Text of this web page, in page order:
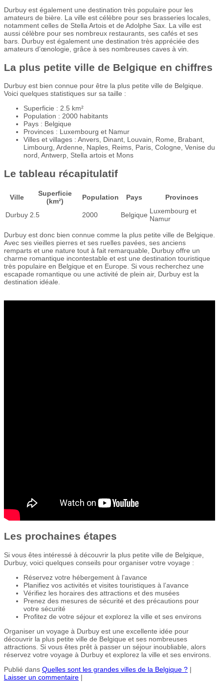
Durbuy est également une destination très populaire pour les
amateurs de bière. La ville est célèbre pour ses brasseries locales,
notamment celles de Stella Artois et de Adolphe Sax. La ville est
aussi célèbre pour ses nombreux restaurants, ses cafés et ses
bars. Durbuy est également une destination très appréciée des
amateurs d’œnologie, grâce à ses nombreuses caves à vin.
La plus petite ville de Belgique en chiffres
Durbuy est bien connue pour être la plus petite ville de Belgique.
Voici quelques statistiques sur sa taille :
Superficie : 2.5 km²
Population : 2000 habitants
Pays : Belgique
Provinces : Luxembourg et Namur
Villes et villages : Anvers, Dinant, Louvain, Rome, Brabant,
Limbourg, Ardenne, Naples, Reims, Paris, Cologne, Venise du
nord, Antwerp, Stella artois et Mons
Le tableau récapitulatif
Ville
Superficie
(km²)
Population Pays Provinces
Durbuy 2.5 2000 Belgique Luxembourg et
Namur
Durbuy est donc bien connue comme la plus petite ville de Belgique.
Avec ses vieilles pierres et ses ruelles pavées, ses anciens
remparts et une nature tout à fait remarquable, Durbuy offre un
charme romantique incontestable et est une destination touristique
très populaire en Belgique et en Europe. Si vous recherchez une
escapade romantique ou une activité de plein air, Durbuy est la
destination idéale.
Les prochaines étapes
Si vous êtes intéressé à découvrir la plus petite ville de Belgique,
Durbuy, voici quelques conseils pour organiser votre voyage :
Réservez votre hébergement à l’avance
Planifiez vos activités et visites touristiques à l’avance
Vérifiez les horaires des attractions et des musées
Prenez des mesures de sécurité et des précautions pour
votre sécurité
Profitez de votre séjour et explorez la ville et ses environs
Organiser un voyage à Durbuy est une excellente idée pour
découvrir la plus petite ville de Belgique et ses nombreuses
attractions. Si vous êtes prêt à passer un séjour inoubliable, alors
réservez votre voyage à Durbuy et explorez la ville et ses environs.
Publié dans Quelles sont les grandes villes de la Belgique ? |
Laisser un commentaire |